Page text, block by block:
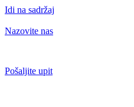
Idi na sadržaj
Nazovite nas
Pošaljite upit